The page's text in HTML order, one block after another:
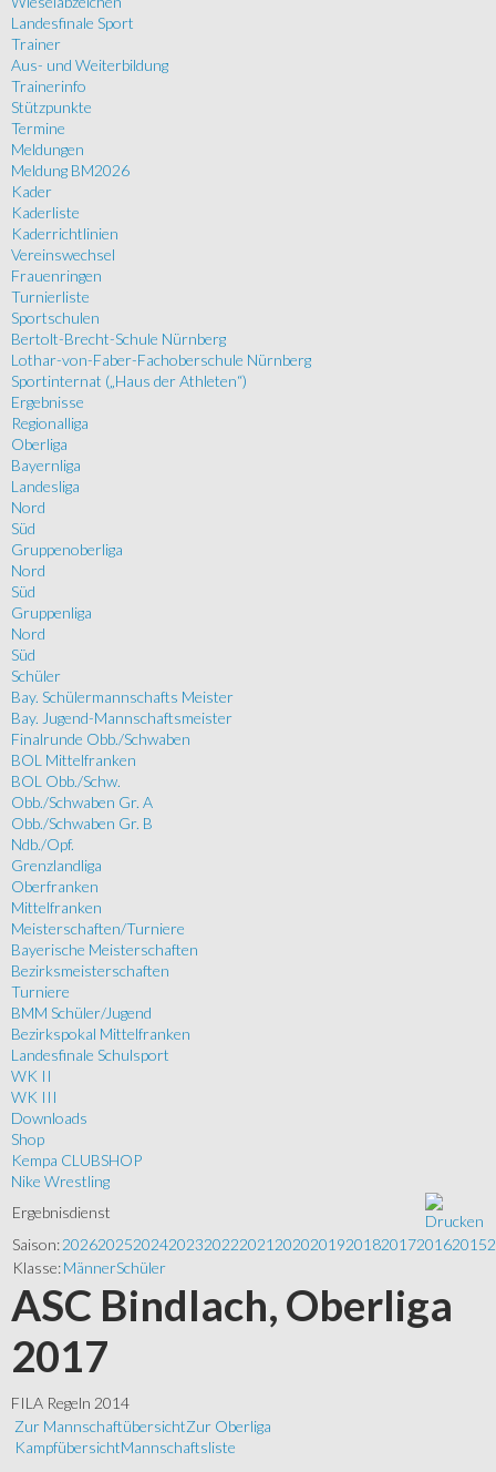
Landesfinale Sport
Trainer
Aus- und Weiterbildung
Trainerinfo
Stützpunkte
Termine
Meldungen
Meldung BM2026
Kader
Kaderliste
Kaderrichtlinien
Vereinswechsel
Frauenringen
Turnierliste
Sportschulen
Bertolt-Brecht-Schule Nürnberg
Lothar-von-Faber-Fachoberschule Nürnberg
Sportinternat („Haus der Athleten“)
Ergebnisse
Regionalliga
Oberliga
Bayernliga
Landesliga
Nord
Süd
Gruppenoberliga
Nord
Süd
Gruppenliga
Nord
Süd
Schüler
Bay. Schülermannschafts Meister
Bay. Jugend-Mannschaftsmeister
Finalrunde Obb./Schwaben
BOL Mittelfranken
BOL Obb./Schw.
Obb./Schwaben Gr. A
Obb./Schwaben Gr. B
Ndb./Opf.
Grenzlandliga
Oberfranken
Mittelfranken
Meisterschaften/Turniere
Bayerische Meisterschaften
Bezirksmeisterschaften
Turniere
BMM Schüler/Jugend
Bezirkspokal Mittelfranken
Landesfinale Schulsport
WK II
WK III
Downloads
Shop
Kempa CLUBSHOP
Nike Wrestling
Ergebnisdienst
Saison:202620252024202320222021 202020192018201720162015
Klasse:MännerSchüler
ASC Bindlach, Oberliga
2017
FILA Regeln 2014
Zur MannschaftübersichtZur Oberliga
KampfübersichtMannschaftsliste